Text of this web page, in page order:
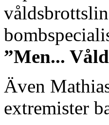
”Men...
Även
extremister